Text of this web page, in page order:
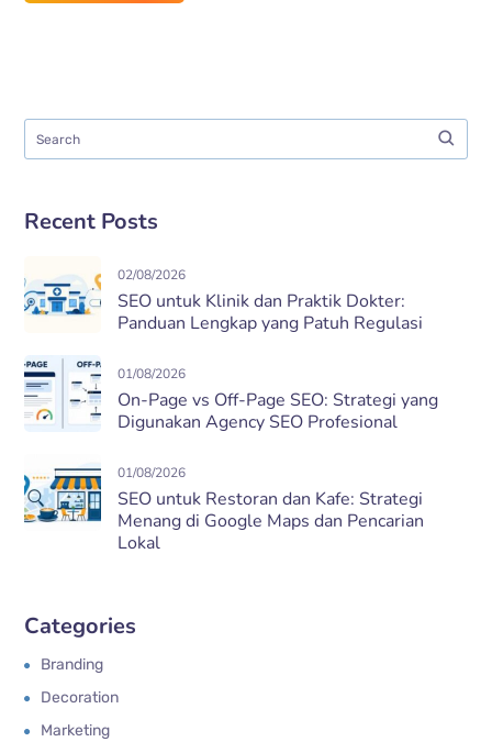
Recent Posts
02/08/2026
SEO untuk Klinik dan Praktik Dokter:
Panduan Lengkap yang Patuh Regulasi
01/08/2026
On-Page vs Off-Page SEO: Strategi yang
Digunakan Agency SEO Profesional
01/08/2026
SEO untuk Restoran dan Kafe: Strategi
Menang di Google Maps dan Pencarian
Lokal
Categories
Branding
Decoration
Marketing